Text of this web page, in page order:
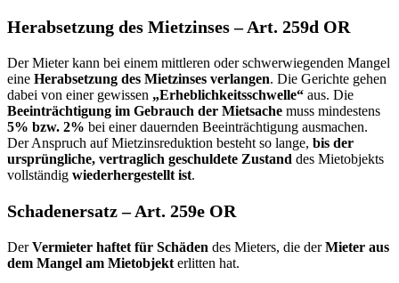
Herabsetzung des Mietzinses – Art. 259d OR
Der Mieter kann bei einem mittleren oder schwerwiegenden Mangel
eine Herabsetzung des Mietzinses verlangen. Die Gerichte gehen
dabei von einer gewissen „Erheblichkeitsschwelle“ aus. Die
Beeinträchtigung im Gebrauch der Mietsache muss mindestens
5% bzw. 2% bei einer dauernden Beeinträchtigung ausmachen.
Der Anspruch auf Mietzinsreduktion besteht so lange, bis der
ursprüngliche, vertraglich geschuldete Zustand des Mietobjekts
vollständig wiederhergestellt ist.
Schadenersatz – Art. 259e OR
DerVermieter haftet für Schäden des Mieters, die derMieter aus
dem Mangel am Mietobjekt erlitten hat.